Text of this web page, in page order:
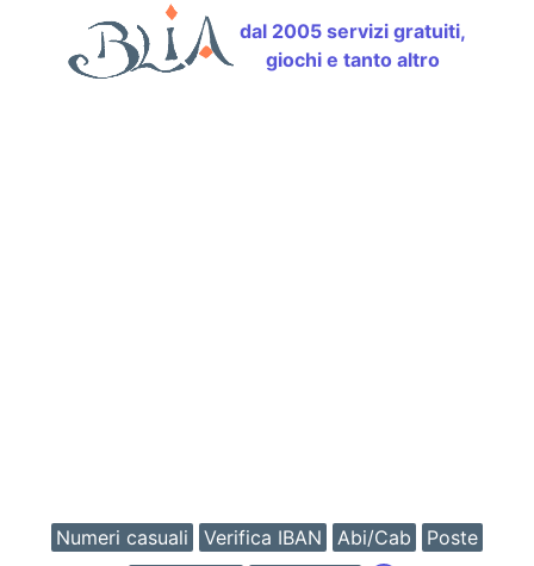
dal 2005 servizi gratuiti,
giochi e tanto altro
Numeri casuali Verifica IBAN Abi/Cab
Poste